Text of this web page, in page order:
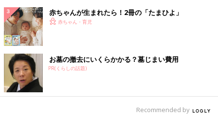
赤ちゃんが生まれたら！2冊の「たまひよ」
赤ちゃん・育児
お墓の撤去にいくらかかる？墓じまい費用
PR(くらしの話題)
Recommended by